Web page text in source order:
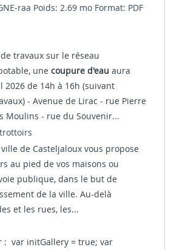
raa Poids: 2.69 mo Format: PDF
travaux sur le réseau
une coupure d'eau aura
2026 de 14h à 16h (suivant
- Avenue de Lirac - rue Pierre
Moulins - rue du Souvenir...
de Casteljaloux vous propose
au pied de vos maisons ou
publique, dans le but de
de la ville. Au-delà
et les rues, les...
: var initGallery = true; var